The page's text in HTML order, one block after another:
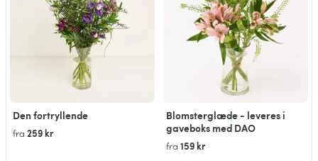
Den fortryllende
fra 259 kr
Blomsterglæde - leveres i
gaveboks med DAO
fra 159 kr